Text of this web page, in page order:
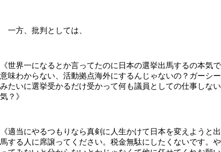
一方、批判としては、
《世界一になるとか言ってたのに日本の選挙出馬するの本気で
意味わからない、活動拠点海外にするんじゃないの？ガーシー
みたいに選挙受かるだけ受かって何も議員としての仕事しない
気？》
《適当にやるつもりなら真剣に人生かけて日本を変えようと出
馬する人に席譲ってください。税金無駄にしたくないです。や